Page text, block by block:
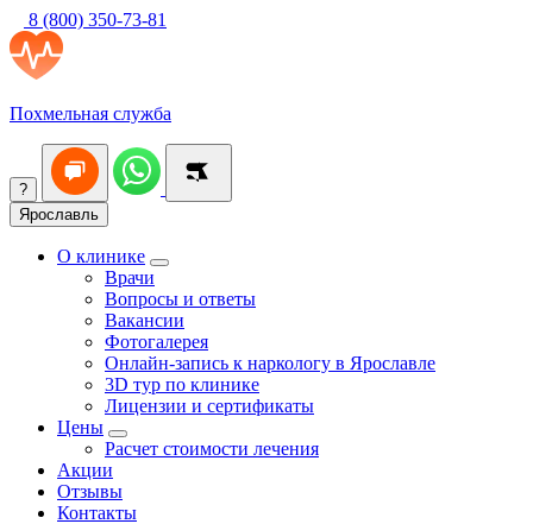
8 (800) 350-73-81
Похмельная служба
?
Ярославль
О клинике
Врачи
Вопросы и ответы
Вакансии
Фотогалерея
Онлайн-запись к наркологу в Ярославле
3D тур по клинике
Лицензии и сертификаты
Цены
Расчет стоимости лечения
Акции
Отзывы
Контакты